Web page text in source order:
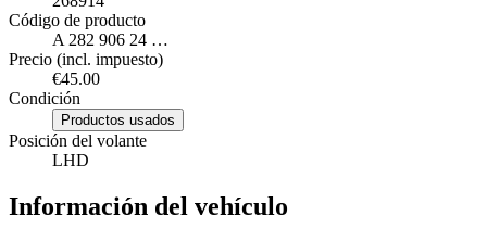
Código de producto
A 282 906 24 …
Precio (incl. impuesto)
€45.00
Condición
Productos usados
Posición del volante
LHD
Información del vehículo